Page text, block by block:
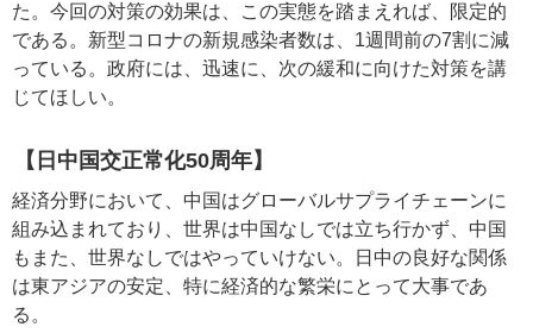
た。今回の対策の効果は、この実態を踏まえれば、限定的
である。新型コロナの新規感染者数は、1週間前の7割に減
っている。政府には、迅速に、次の緩和に向けた対策を講
じてほしい。
【日中国交正常化50周年】
経済分野において、中国はグローバルサプライチェーンに
組み込まれており、世界は中国なしでは立ち行かず、中国
もまた、世界なしではやっていけない。日中の良好な関係
は東アジアの安定、特に経済的な繁栄にとって大事であ
る。